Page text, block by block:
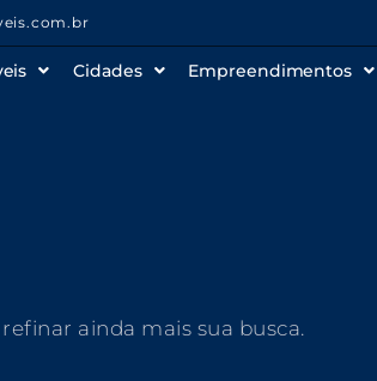
Cidades Empreendimentos
ainda mais sua busca.